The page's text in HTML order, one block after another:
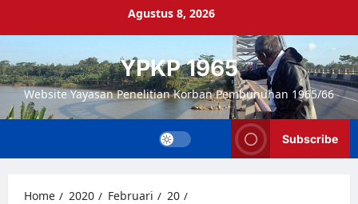
Agustus 8, 2026
YPKP 1965
Website Yayasan Penelitian Korban Pembunuhan 1965/66
Subscribe
Home 2020 Februari
20